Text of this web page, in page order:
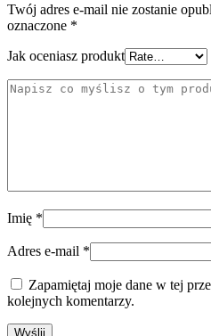
Twój adres e-mail nie zostanie
oznaczone *
Jak oceniasz produkt
Imię *
Adres e-mail *
Zapamiętaj moje dane w tej
kolejnych komentarzy.